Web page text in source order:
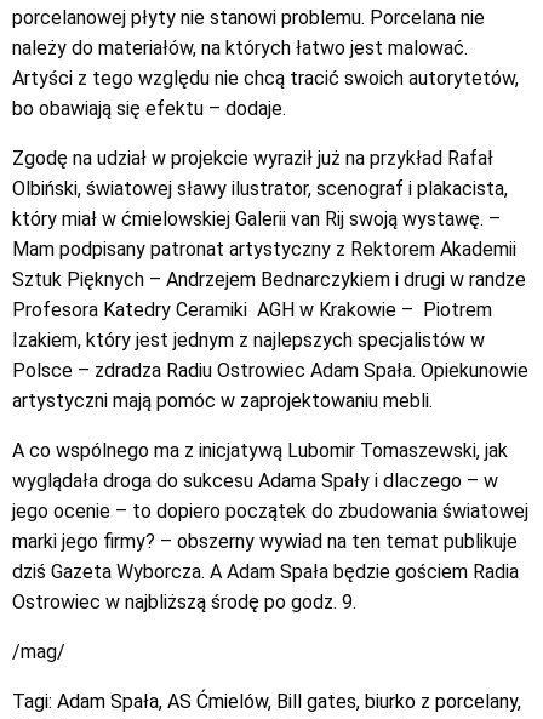
porcelanowej płyty nie stanowi problemu. Porcelana nie
należy do materiałów, na których łatwo jest malować.
Artyści z tego względu nie chcą tracić swoich autorytetów,
bo obawiają się efektu – dodaje.
Zgodę na udział w projekcie wyraził już na przykład Rafał
Olbiński, światowej sławy ilustrator, scenograf i plakacista,
który miał w ćmielowskiej Galerii van Rij swoją wystawę. –
Mam podpisany patronat artystyczny z Rektorem Akademii
Sztuk Pięknych – Andrzejem Bednarczykiem i drugi w randze
Profesora Katedry Ceramiki AGH w Krakowie – Piotrem
Izakiem, który jest jednym z najlepszych specjalistów w
Polsce – zdradza Radiu Ostrowiec Adam Spała. Opiekunowie
artystyczni mają pomóc w zaprojektowaniu mebli.
A co wspólnego ma z inicjatywą Lubomir Tomaszewski, jak
wyglądała droga do sukcesu Adama Spały i dlaczego – w
jego ocenie – to dopiero początek do zbudowania światowej
marki jego firmy? – obszerny wywiad na ten temat publikuje
dziś Gazeta Wyborcza. A Adam Spała będzie gościem Radia
Ostrowiec w najbliższą środę po godz. 9.
/mag/
Tagi: Adam Spała, AS Ćmielów, Bill gates, biurko z porcelany,